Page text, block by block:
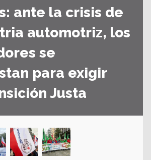
ante la crisis de
automotriz, los
se
para exigir
Justa